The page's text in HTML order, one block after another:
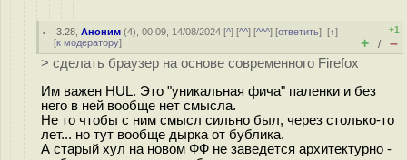
3.28 ,Аноним (4), 00:09, 14/08/2024 [^] [^^] [^^^] [ответить][↑]
[к модератору]
+1
+ / –
> сделать браузер на основе современного Firefox
Им важен HUL. Это "уникальная фича" паленки и без
него в ней вообще нет смысла.
Не то чтобы с ним смысл сильно был, через столько-то
лет... но тут вообще дырка от бублика.
А старый хул на новом ФФ не заведется архитектурно -